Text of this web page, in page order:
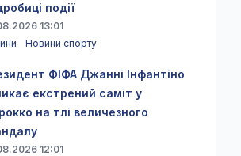
події
13:01
Новини спорту
ФІФА Джанні Інфантіно
екстрений саміт у
на тлі величезного
12:01